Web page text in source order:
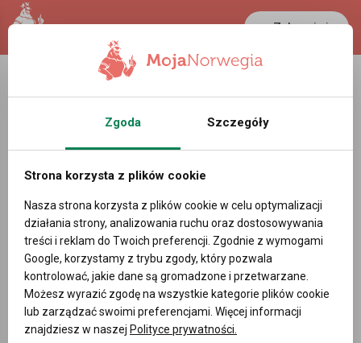
Zaloguj się
Zgoda Szczegóły
Strona korzysta z plików cookie
Nasza strona korzysta z plików cookie w celu optymalizacji
działania strony, analizowania ruchu oraz dostosowywania
treści i reklam do Twoich preferencji. Zgodnie z wymogami
Google, korzystamy z trybu zgody, który pozwala
kontrolować, jakie dane są gromadzone i przetwarzane.
Możesz wyrazić zgodę na wszystkie kategorie plików cookie
lub zarządzać swoimi preferencjami. Więcej informacji
znajdziesz w naszej Polityce prywatności.